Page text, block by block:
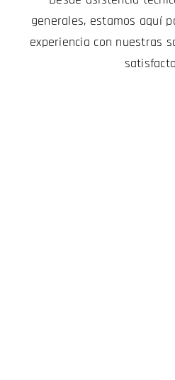
generales, estamos aquí
experiencia con nuestras